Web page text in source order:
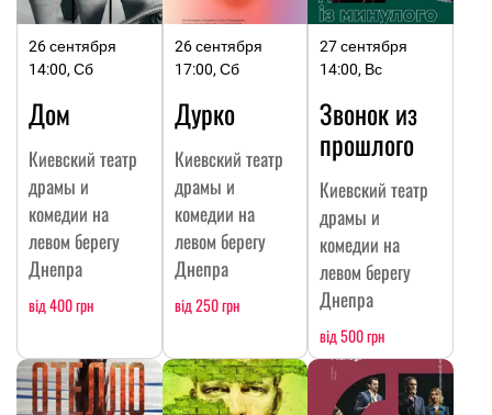
26 сентября
14:00, Сб
Дом
Киевский театр
драмы и
комедии на
левом берегу
Днепра
від 400 грн
26 сентября
17:00, Сб
Дурко
Киевский театр
драмы и
комедии на
левом берегу
Днепра
від 250 грн
27 сентября
14:00, Вс
Звонок из
прошлого
Киевский театр
драмы и
комедии на
левом берегу
Днепра
від 500 грн